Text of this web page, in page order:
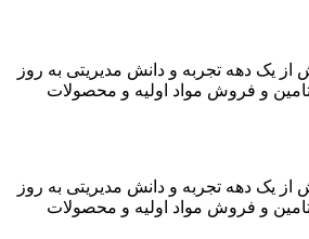
از یک دهه تجربه و دانش مدیریتی به روز
و فروش مواد اولیه و محصولات
از یک دهه تجربه و دانش مدیریتی به روز
و فروش مواد اولیه و محصولات